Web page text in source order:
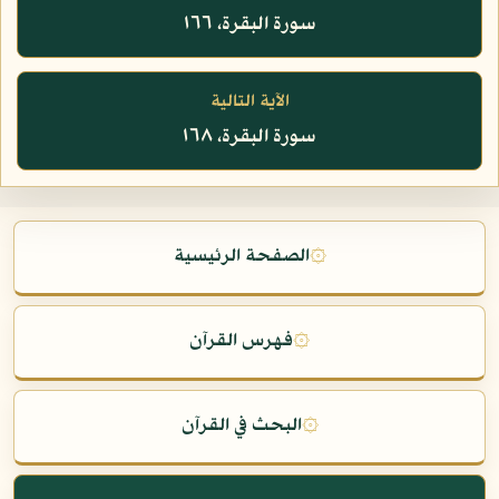
سورة البقرة، ١٦٦
الآية التالية
سورة البقرة، ١٦٨
۞الصفحة الرئيسية
۞فهرس القرآن
۞البحث في القرآن